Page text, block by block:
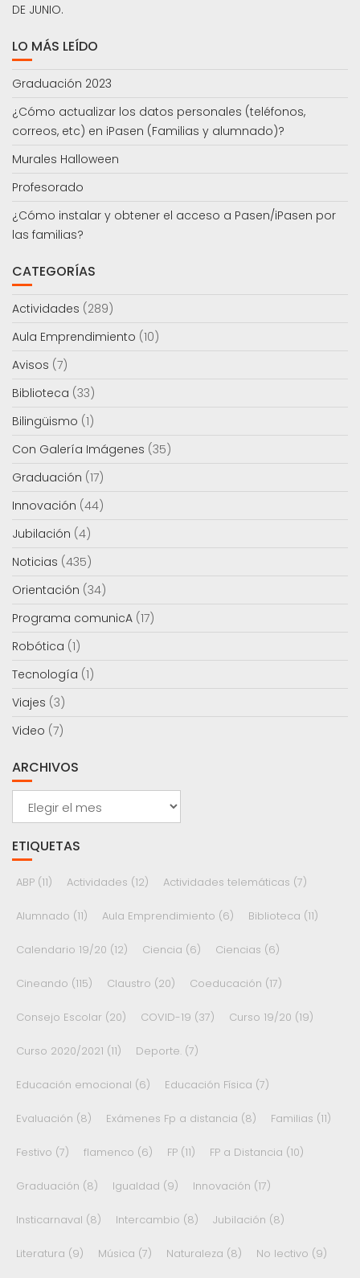
DE JUNIO.
LO MÁS LEÍDO
Graduación 2023
¿Cómo actualizar los datos personales (teléfonos,
correos, etc) en iPasen (Familias y alumnado)?
Murales Halloween
Profesorado
¿Cómo instalar y obtener el acceso a Pasen/iPasen por
las familias?
CATEGORÍAS
Actividades (289)
Aula Emprendimiento (10)
Avisos (7)
Biblioteca (33)
Bilingüismo (1)
Con Galería Imágenes (35)
Graduación (17)
Innovación (44)
Jubilación (4)
Noticias (435)
Orientación (34)
Programa comunicA (17)
Robótica (1)
Tecnología (1)
Viajes (3)
Video (7)
ARCHIVOS
ETIQUETAS
ABP (11) Actividades (12) Actividades telemáticas (7)
Alumnado (11) Aula Emprendimiento (6) Biblioteca (11)
Calendario 19/20 (12) Ciencia (6) Ciencias (6)
Cineando (115) Claustro (20) Coeducación (17)
Consejo Escolar (20) COVID-19 (37) Curso 19/20 (19)
Curso 2020/2021 (11) Deporte. (7)
Educación emocional (6) Educación Física (7)
Evaluación (8) Exámenes Fp a distancia (8) Familias (11)
Festivo (7) flamenco (6) FP (11) FP a Distancia (10)
Graduación (8) Igualdad (9) Innovación (17)
Insticarnaval (8) Intercambio (8) Jubilación (8)
Literatura (9) Música (7) Naturaleza (8) No lectivo (9)